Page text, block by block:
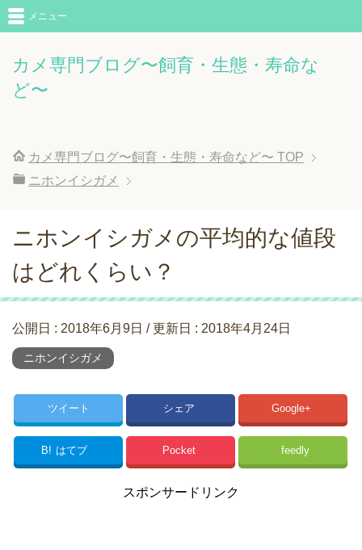
カメ専門ブログ〜飼育・生態・寿命な
ど〜
メニュー
カメ専門ブログ〜飼育・生態・寿命など〜 TOP
ニホンイシガメ
ニホンイシガメの平均的な値段
はどれくらい？
公開日 : 2018年6月9日 / 更新日 : 2018年4月24日
ニホンイシガメ
ツイート シェア Google+
B! はてブ Pocket feedly
スポンサードリンク